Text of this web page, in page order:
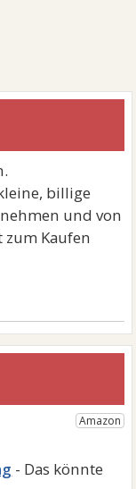
billige
und von
Kaufen